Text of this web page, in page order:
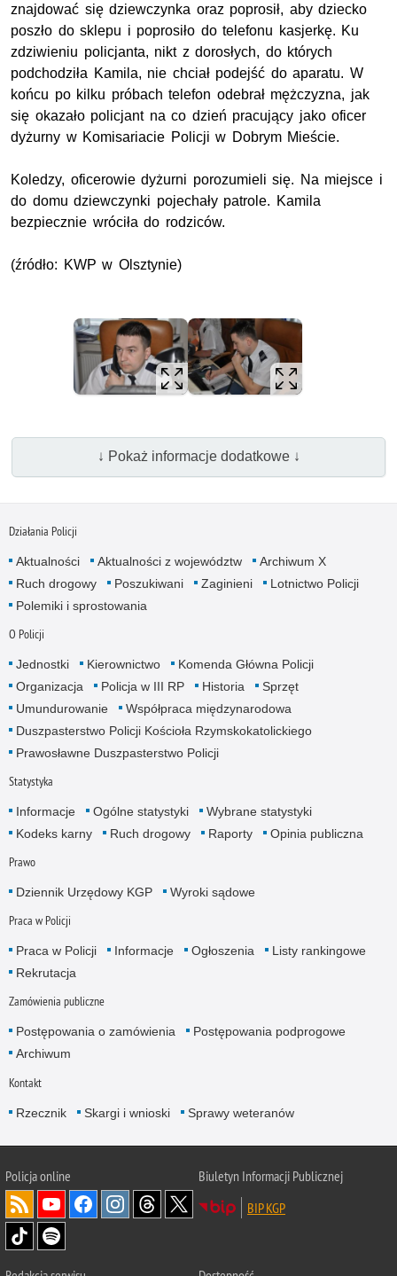
znajdować się dziewczynka oraz poprosił, aby dziecko
poszło do sklepu i poprosiło do telefonu kasjerkę. Ku
zdziwieniu policjanta, nikt z dorosłych, do których
podchodziła Kamila, nie chciał podejść do aparatu. W
końcu po kilku próbach telefon odebrał mężczyzna, jak
się okazało policjant na co dzień pracujący jako oficer
dyżurny w Komisariacie Policji w Dobrym Mieście.
Koledzy, oficerowie dyżurni porozumieli się. Na miejsce i
do domu dziewczynki pojechały patrole. Kamila
bezpiecznie wróciła do rodziców.
(źródło: KWP w Olsztynie)
↓ Pokaż informacje dodatkowe ↓
Działania Policji
Aktualności Aktualności z województw
Archiwum X
Ruch drogowy
Poszukiwani Zaginieni
Lotnictwo Policji
Polemiki i sprostowania
O Policji
Jednostki Kierownictwo
Komenda Główna Policji
Organizacja
Policja w III RP Historia
Sprzęt
Umundurowanie
Współpraca międzynarodowa
Duszpasterstwo Policji Kościoła Rzymskokatolickiego
Prawosławne Duszpasterstwo Policji
Statystyka
Informacje Ogólne statystyki
Wybrane statystyki
Kodeks karny
Ruch drogowy Raporty Opinia publiczna
Prawo
Dziennik Urzędowy KGP Wyroki sądowe
Praca w Policji
Praca w Policji Informacje Ogłoszenia
Listy rankingowe
Rekrutacja
Zamówienia publiczne
Postępowania o zamówienia
Postępowania podprogowe
Archiwum
Kontakt
Rzecznik Skargi i wnioski Sprawy weteranów
Policjaonline
Biuletyn Informacji Publicznej
BIP KGP